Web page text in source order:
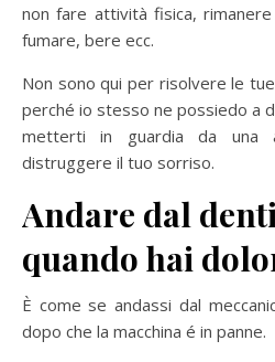
non fare attività fisica,
fumare, bere ecc.
Non sono qui per risolvere le
perché io stesso ne possiedo a
metterti in guardia da una
distruggere il tuo sorriso.
Andare dal
quando hai
È come se andassi dal
dopo che la macchina é in panne.